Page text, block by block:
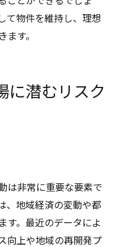
て物件を維持し、理想
す。
に潜むリスク
は非常に重要な要素で
、地域経済の変動や都
す。最近のデータによ
向上や地域の再開発プ